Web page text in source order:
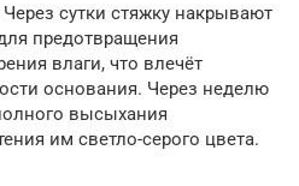
сутки стяжку накрывают
предотвращения
влаги, что влечёт
основания. Через неделю
высыхания
им светло-серого цвета.